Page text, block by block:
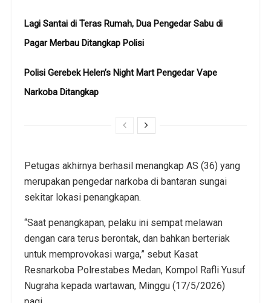
Lagi Santai di Teras Rumah, Dua Pengedar Sabu di
Pagar Merbau Ditangkap Polisi
Polisi Gerebek Helen’s Night Mart Pengedar Vape
Narkoba Ditangkap
Petugas akhirnya berhasil menangkap AS (36) yang
merupakan pengedar narkoba di bantaran sungai
sekitar lokasi penangkapan.
“Saat penangkapan, pelaku ini sempat melawan
dengan cara terus berontak, dan bahkan berteriak
untuk memprovokasi warga,” sebut Kasat
Resnarkoba Polrestabes Medan, Kompol Rafli Yusuf
Nugraha kepada wartawan, Minggu (17/5/2026)